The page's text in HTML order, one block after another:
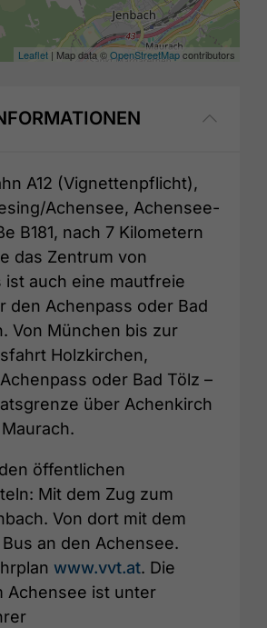
Leaflet | Map data ©OpenStreetMapcontributors
A12 (Vignettenpflicht),
Achensee, Achensee-
B181, nach 7 Kilometern
das Zentrum von
ist auch eine mautfreie
den Achenpass oder Bad
Von München bis zur
Holzkirchen,
oder Bad Tölz –
über Achenkirch
öffentlichen
Mit dem Zug zum
Von dort mit dem
an den Achensee.
www.vvt.at. Die
Achensee ist unter